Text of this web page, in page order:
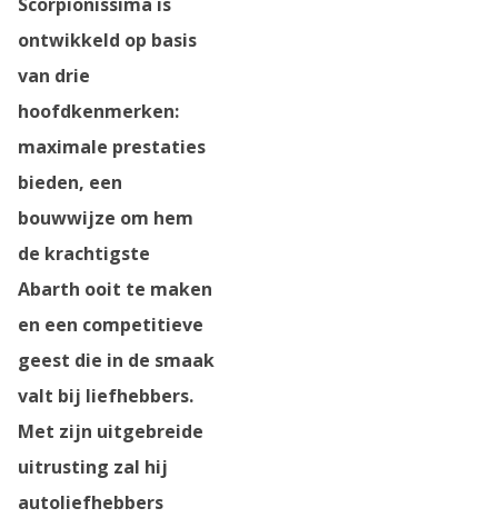
ontwikkeld op basis
van drie
hoofdkenmerken:
maximale prestaties
bieden, een
bouwwijze om hem
de krachtigste
Abarth ooit te maken
en een competitieve
geest die in de smaak
valt bij liefhebbers.
Met zijn uitgebreide
uitrusting zal hij
autoliefhebbers